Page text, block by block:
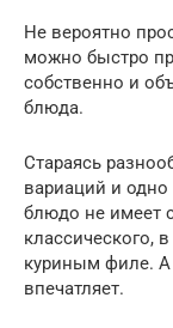
Не вероятно
можно быстро
собственно и
блюда.
Стараясь
вариаций и
блюдо не имеет
классического,
куриным филе. А
впечатляет.